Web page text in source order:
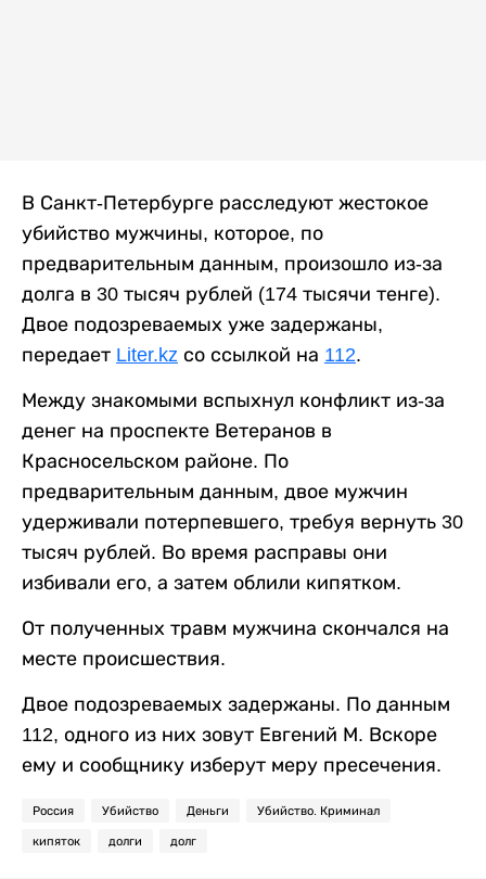
В Санкт-Петербурге расследуют жестокое
убийство мужчины, которое, по
предварительным данным, произошло из-за
долга в 30 тысяч рублей (174 тысячи тенге).
Двое подозреваемых уже задержаны,
передает Liter.kz со ссылкой на 112.
Между знакомыми вспыхнул конфликт из-за
денег на проспекте Ветеранов в
Красносельском районе. По
предварительным данным, двое мужчин
удерживали потерпевшего, требуя вернуть 30
тысяч рублей. Во время расправы они
избивали его, а затем облили кипятком.
От полученных травм мужчина скончался на
месте происшествия.
Двое подозреваемых задержаны. По данным
112, одного из них зовут Евгений М. Вскоре
ему и сообщнику изберут меру пресечения.
Россия Убийство Деньги Убийство. Криминал
кипяток долги долг